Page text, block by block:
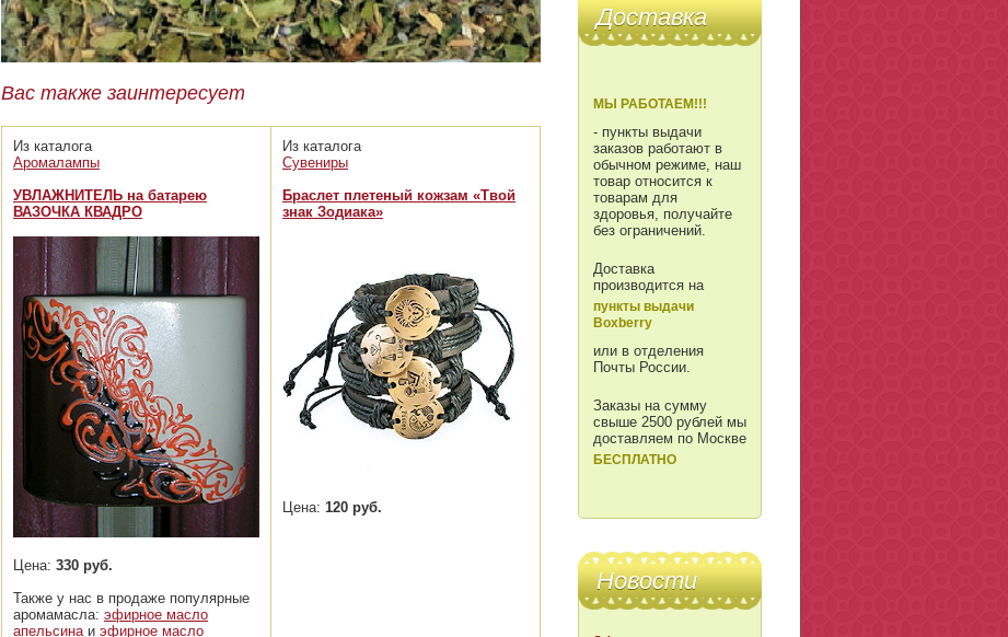
Вас также заинтересует
Из каталога
Аромалампы
УВЛАЖНИТЕЛЬ на батарею
ВАЗОЧКА КВАДРО
Цена: 330 руб.
Также у нас в продаже популярные
аромамасла: эфирное масло
апельсинаи эфирное масло
Из каталога
Сувениры
Браслет плетеный кожзам «Твой
знак Зодиака»
Цена: 120 руб.
Доставка
МЫ РАБОТАЕМ!!!
- пункты выдачи
заказов работают в
обычном режиме, наш
товар относится к
товарам для
здоровья, получайте
без ограничений.
Доставка
производится на
пункты выдачи
Boxberry
или в отделения
Почты России.
Заказы на сумму
свыше 2500 рублей мы
доставляем по Москве
БЕСПЛАТНО
Новости